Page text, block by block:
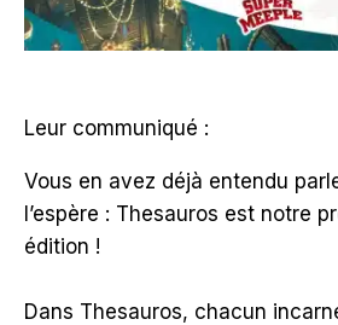
Leur communiqué :
Vous en avez déjà entendu
l’espère : Thesauros est notre
édition !
Dans Thesauros, chacun